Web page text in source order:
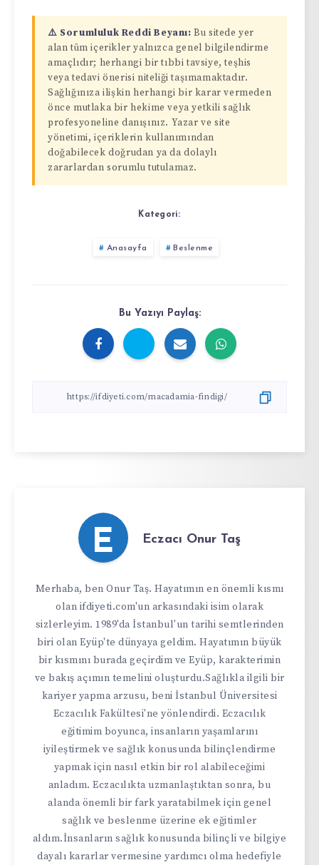
⚠️ Sorumluluk Reddi Beyanı: Bu sitede yer
alan tüm içerikler yalnızca genel bilgilendirme
amaçlıdır; herhangi bir tıbbi tavsiye, teşhis
veya tedavi önerisi niteliği taşımamaktadır.
Sağlığınıza ilişkin herhangi bir karar vermeden
önce mutlaka bir hekime veya yetkili sağlık
profesyoneline danışınız. Yazar ve site
yönetimi, içeriklerin kullanımından
doğabilecek doğrudan ya da dolaylı
zararlardan sorumlu tutulamaz.
Kategori:
Anasayfa Beslenme
Bu Yazıyı Paylaş:
E Eczacı Onur Taş
Merhaba, ben Onur Taş. Hayatımın en önemli kısmı
olan ifdiyeti.com'un arkasındaki isim olarak
sizlerleyim. 1989'da İstanbul'un tarihi semtlerinden
biri olan Eyüp'te dünyaya geldim. Hayatımın büyük
bir kısmını burada geçirdim ve Eyüp, karakterimin
ve bakış açımın temelini oluşturdu.Sağlıkla ilgili bir
kariyer yapma arzusu, beni İstanbul Üniversitesi
Eczacılık Fakültesi'ne yönlendirdi. Eczacılık
eğitimim boyunca, insanların yaşamlarını
iyileştirmek ve sağlık konusunda bilinçlendirme
yapmak için nasıl etkin bir rol alabileceğimi
anladım. Eczacılıkta uzmanlaştıktan sonra, bu
alanda önemli bir fark yaratabilmek için genel
sağlık ve beslenme üzerine ek eğitimler
aldım.İnsanların sağlık konusunda bilinçli ve bilgiye
dayalı kararlar vermesine yardımcı olma hedefiyle